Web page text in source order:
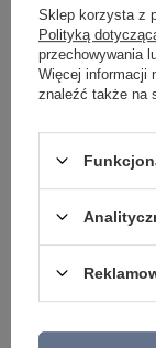
Z tej samej
Lampa podłogowa
ładowana USB
Light 19252-43
232,00 zł / szt.
Sklep korzysta z
Polityką
przechowywania
Więcej informacji
znaleźć także na